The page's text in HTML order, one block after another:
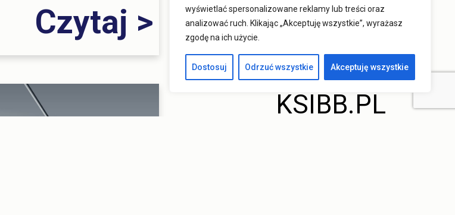
wyświetlać spersonalizowane reklamy lub treści oraz
analizować ruch. Klikając „Akceptuję wszystkie”, wyrażasz
zgodę na ich użycie.
Dostosuj Odrzuć wszystkie Akceptuję wszystkie
Czytaj >
2025
KSIBB.PL